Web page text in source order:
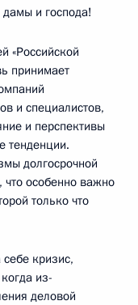
и господа!
«Российской
принимает
и специалистов,
и перспективы
тенденции.
долгосрочной
что особенно важно
только что
кризис,
из-
деловой